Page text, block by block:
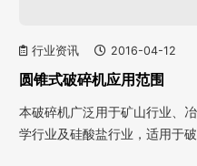
行业资讯 2016-04-12
圆锥式破碎机应用范围
本破碎机广泛用于矿山行业、
学行业及硅酸盐行业，适用于